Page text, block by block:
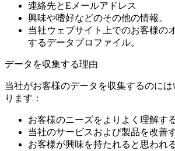
連絡先とEメールアドレス
興味や嗜好などのその他の情報。
当社ウェブサイト上でのお客様の
するデータプロファイル。
データを収集する理由
当社がお客様のデータを収集するのに
ります：
お客様のニーズをよりよく理解す
当社のサービスおよび製品を改善
お客様が興味を持たれると思われ